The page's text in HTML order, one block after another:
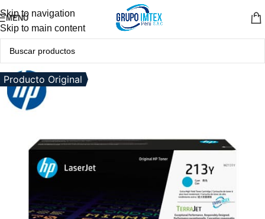
Skip to navigation
Skip to main content
MENÚ
Producto Original